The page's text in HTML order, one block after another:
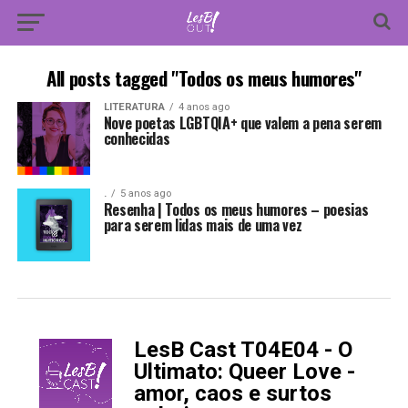
All posts tagged "Todos os meus humores"
LITERATURA 4 anos ago
Nove poetas LGBTQIA+ que valem a pena serem
conhecidas
. 5 anos ago
Resenha | Todos os meus humores – poesias
para serem lidas mais de uma vez
LesB Cast T04E04 - O
Ultimato: Queer Love -
amor, caos e surtos
-